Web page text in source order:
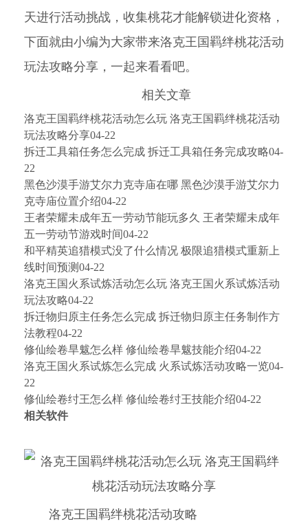
天进行活动挑战，收集桃花才能解锁进化资格，
下面就由小编为大家带来洛克王国羁绊桃花活动
玩法攻略分享，一起来看看吧。
相关文章
洛克王国羁绊桃花活动怎么玩 洛克王国羁绊桃花活动
玩法攻略分享04-22
拆迁工具箱任务怎么完成 拆迁工具箱任务完成攻略04-
22
黑色沙漠手游艾尔力克寺庙在哪 黑色沙漠手游艾尔力
克寺庙位置介绍04-22
王者荣耀未成年五一劳动节能玩多久 王者荣耀未成年
五一劳动节游戏时间04-22
和平精英追猎模式没了什么情况 极限追猎模式重新上
线时间预测04-22
洛克王国火系试炼活动怎么玩 洛克王国火系试炼活动
玩法攻略04-22
拆迁物归原主任务怎么完成 拆迁物归原主任务制作方
法教程04-22
修仙绘卷旱魃怎么样 修仙绘卷旱魃技能介绍04-22
洛克王国火系试炼怎么完成 火系试炼活动攻略一览04-
22
修仙绘卷纣王怎么样 修仙绘卷纣王技能介绍04-22
相关软件
洛克王国羁绊桃花活动攻略